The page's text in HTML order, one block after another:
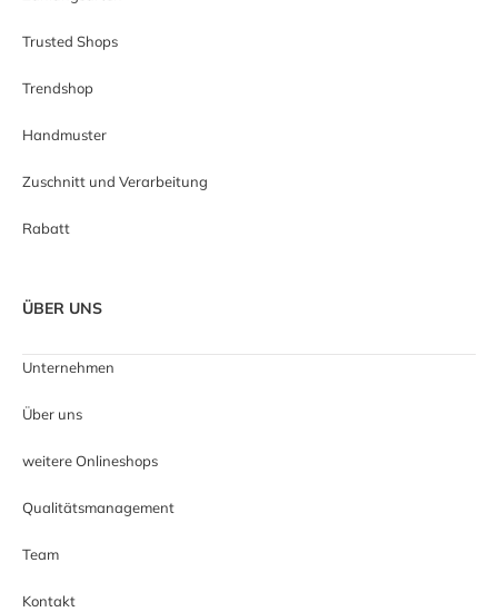
Trusted Shops
Trendshop
Handmuster
Zuschnitt und Verarbeitung
Rabatt
ÜBER UNS
Unternehmen
Über uns
weitere Onlineshops
Qualitätsmanagement
Team
Kontakt